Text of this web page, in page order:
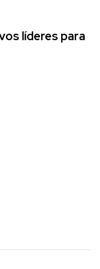
líderes para